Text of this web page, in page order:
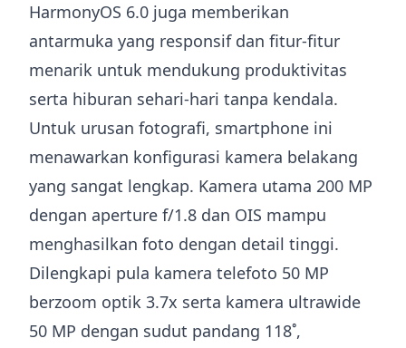
HarmonyOS 6.0 juga memberikan
antarmuka yang responsif dan fitur-fitur
menarik untuk mendukung produktivitas
serta hiburan sehari-hari tanpa kendala.
Untuk urusan fotografi, smartphone ini
menawarkan konfigurasi kamera belakang
yang sangat lengkap. Kamera utama 200 MP
dengan aperture f/1.8 dan OIS mampu
menghasilkan foto dengan detail tinggi.
Dilengkapi pula kamera telefoto 50 MP
berzoom optik 3.7x serta kamera ultrawide
50 MP dengan sudut pandang 118˚,